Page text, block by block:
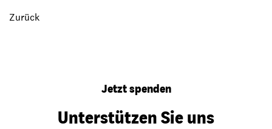
Zurück
Jetzt spenden
Unterstützen Sie uns